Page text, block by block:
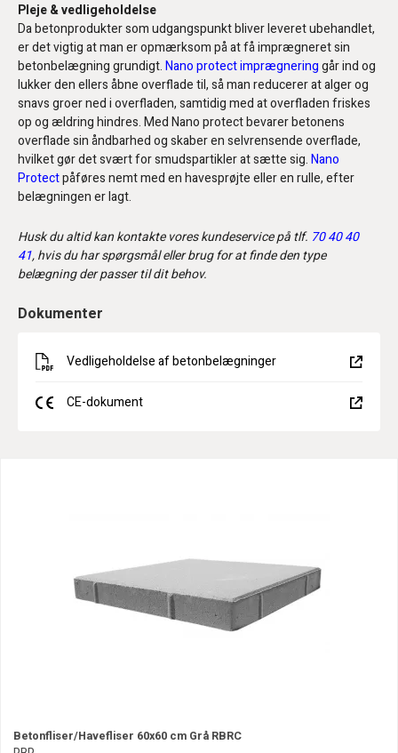
Pleje & vedligeholdelse
Da betonprodukter som udgangspunkt bliver leveret ubehandlet,
er det vigtig at man er opmærksom på at få imprægneret sin
betonbelægning grundigt.Nano protect imprægneringgår ind og
lukker den ellers åbne overflade til, så man reducerer at alger og
snavs groer ned i overfladen, samtidig med at overfladen friskes
op og ældring hindres. Med Nano protect bevarer betonens
overflade sin åndbarhed og skaber en selvrensende overflade,
hvilket gør det svært for smudspartikler at sætte sig.Nano
Protectpåføres nemt med en havesprøjte eller en rulle, efter
belægningen er lagt.
Husk du altid kan kontakte vores kundeservice på tlf. 70 40 40
41, hvis du har spørgsmål eller brug for at finde den type
belægning der passer til dit behov.
Dokumenter
Vedligeholdelse af betonbelægninger
CE-dokument
Betonfliser/Havefliser 60x60 cm Grå RBRC